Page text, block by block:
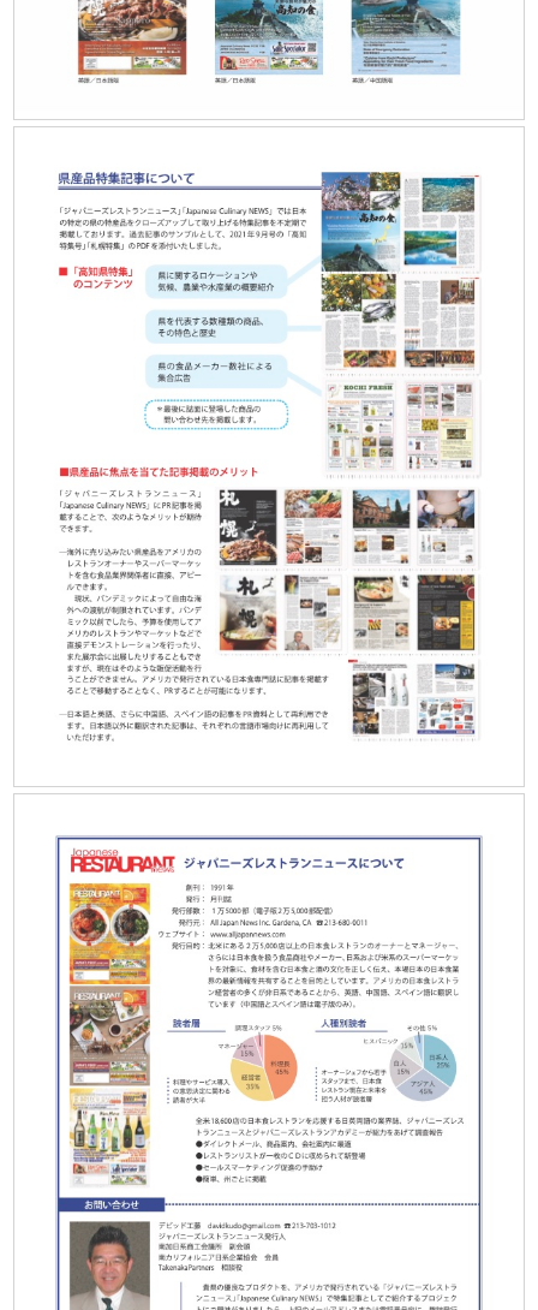
Services
日本企業サポートサービス
求人情報の登録
求人情報の閲覧
米国日本食事情
J Restaurants List
What's New
Contact
Stay Connected
We Moved